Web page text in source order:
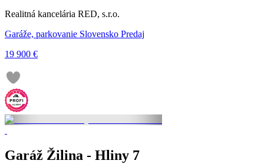
Realitná kancelária RED, s.r.o.
Garáže, parkovanie Slovensko Predaj
19 900 €
Garáž Žilina - Hliny 7